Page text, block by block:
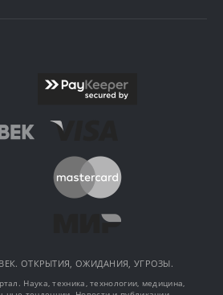
ВЕК. ОТКРЫТИЯ, ОЖИДАНИЯ, УГРОЗЫ.
Наука, техника, технологии, медицина,